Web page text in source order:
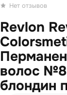
Нет отзывов
Revlon
волос
блондин